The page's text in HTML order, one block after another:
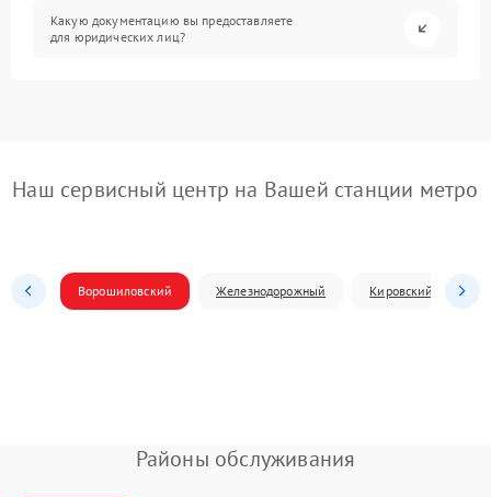
Какую документацию вы предоставляете
для юридических лиц?
Наш сервисный центр на Вашей станции метро
Ворошиловский Железнодорожный Кировский
Районы обслуживания